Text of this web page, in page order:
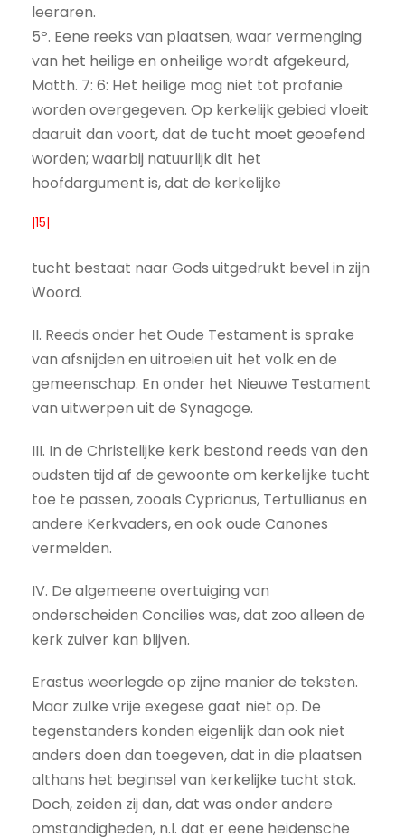
leeraren.
5º. Eene reeks van plaatsen, waar vermenging
van het heilige en onheilige wordt afgekeurd,
Matth. 7: 6: Het heilige mag niet tot profanie
worden overgegeven. Op kerkelijk gebied vloeit
daaruit dan voort, dat de tucht moet geoefend
worden; waarbij natuurlijk dit het
hoofdargument is, dat de kerkelijke
|15|
tucht bestaat naar Gods uitgedrukt bevel in zijn
Woord.
II. Reeds onder het Oude Testament is sprake
van afsnijden en uitroeien uit het volk en de
gemeenschap. En onder het Nieuwe Testament
van uitwerpen uit de Synagoge.
III. In de Christelijke kerk bestond reeds van den
oudsten tijd af de gewoonte om kerkelijke tucht
toe te passen, zooals Cyprianus, Tertullianus en
andere Kerkvaders, en ook oude Canones
vermelden.
IV. De algemeene overtuiging van
onderscheiden Concilies was, dat zoo alleen de
kerk zuiver kan blijven.
Erastus weerlegde op zijne manier de teksten.
Maar zulke vrije exegese gaat niet op. De
tegenstanders konden eigenlijk dan ook niet
anders doen dan toegeven, dat in die plaatsen
althans het beginsel van kerkelijke tucht stak.
Doch, zeiden zij dan, dat was onder andere
omstandigheden, n.l. dat er eene heidensche